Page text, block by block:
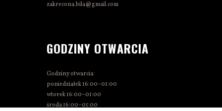
zakrecona.bila@gmail.com
GODZINY OTWARCIA
Godziny otwarcia:
poniedziałek 16:00–01:00
wtorek 16:00–01:00
środa 16:00–01:00